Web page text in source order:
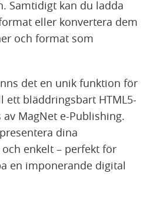
Samtidigt kan du ladda
eller konvertera dem
och format som
det en unik funktion för
ett bläddringsbart HTML5-
MagNet e-Publishing.
dina
enkelt – perfekt för
en imponerande digital